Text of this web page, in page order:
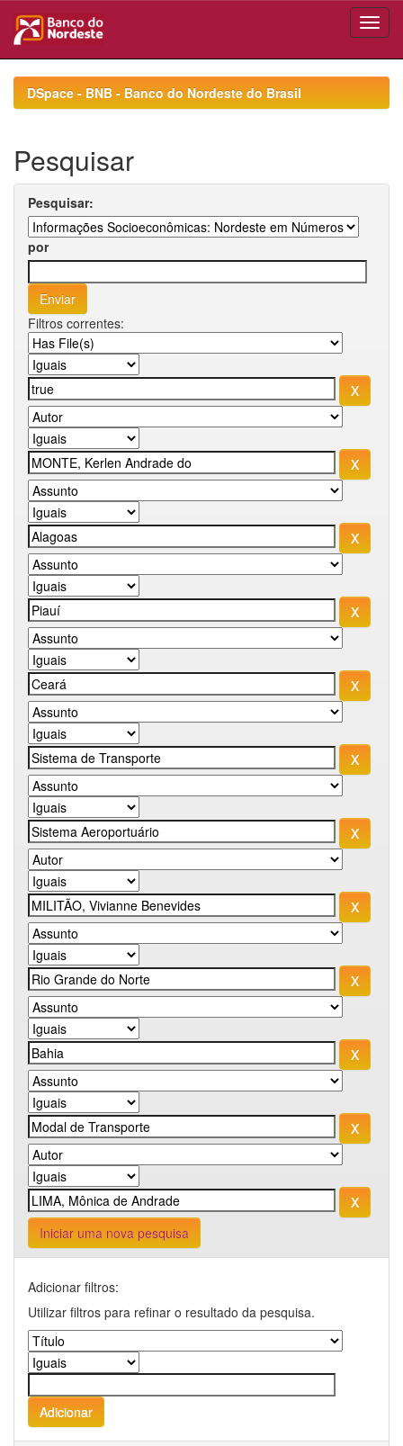
navigationDSpace - BNB - Banco do Nordeste do Brasil
Pesquisar
Pesquisar:
por
Filtros correntes:
Iniciar uma nova pesquisa
Adicionar filtros:
Utilizar filtros para refinar o resultado da pesquisa.